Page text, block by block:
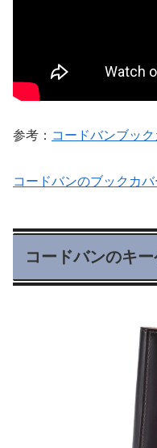
参考： コードバンブッ
コードバンのブックカ
コードバンのキ